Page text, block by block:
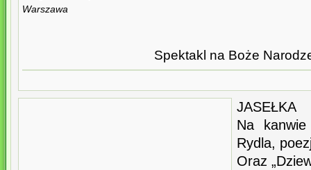
Warszawa
Spektakl na Boże
JASEŁKA
Na kanwie
Rydla,
Oraz